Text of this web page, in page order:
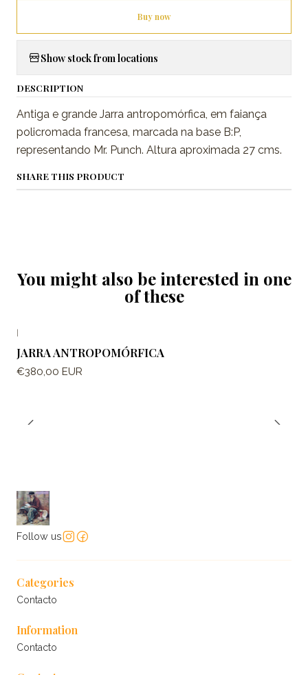
Buy now
Show stock from locations
DESCRIPTION
Antiga e grande Jarra antropomórfica, em faiança
policromada francesa, marcada na base B:P,
representando Mr. Punch. Altura aproximada 27 cms.
SHARE THIS PRODUCT
You might also be interested in one
of these
JARRA ANTROPOMÓRFICA
€380,00 EUR
Follow us
Categories
Contacto
Information
Contacto